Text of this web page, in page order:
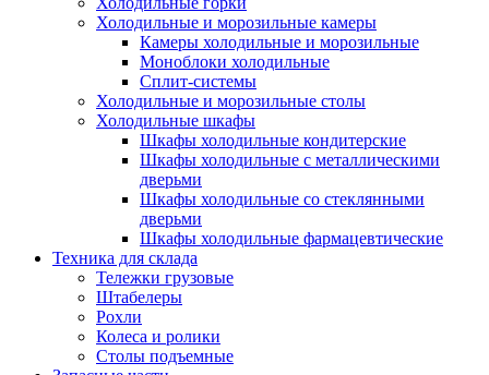
Холодильные и морозильные камеры
Камеры холодильные и морозильные
Моноблоки холодильные
Сплит-системы
Холодильные и морозильные столы
Холодильные шкафы
Шкафы холодильные кондитерские
Шкафы холодильные с металлическими
дверьми
Шкафы холодильные со стеклянными
дверьми
Шкафы холодильные фармацевтические
Техника для склада
Тележки грузовые
Штабелеры
Рохли
Колеса и ролики
Столы подъемные